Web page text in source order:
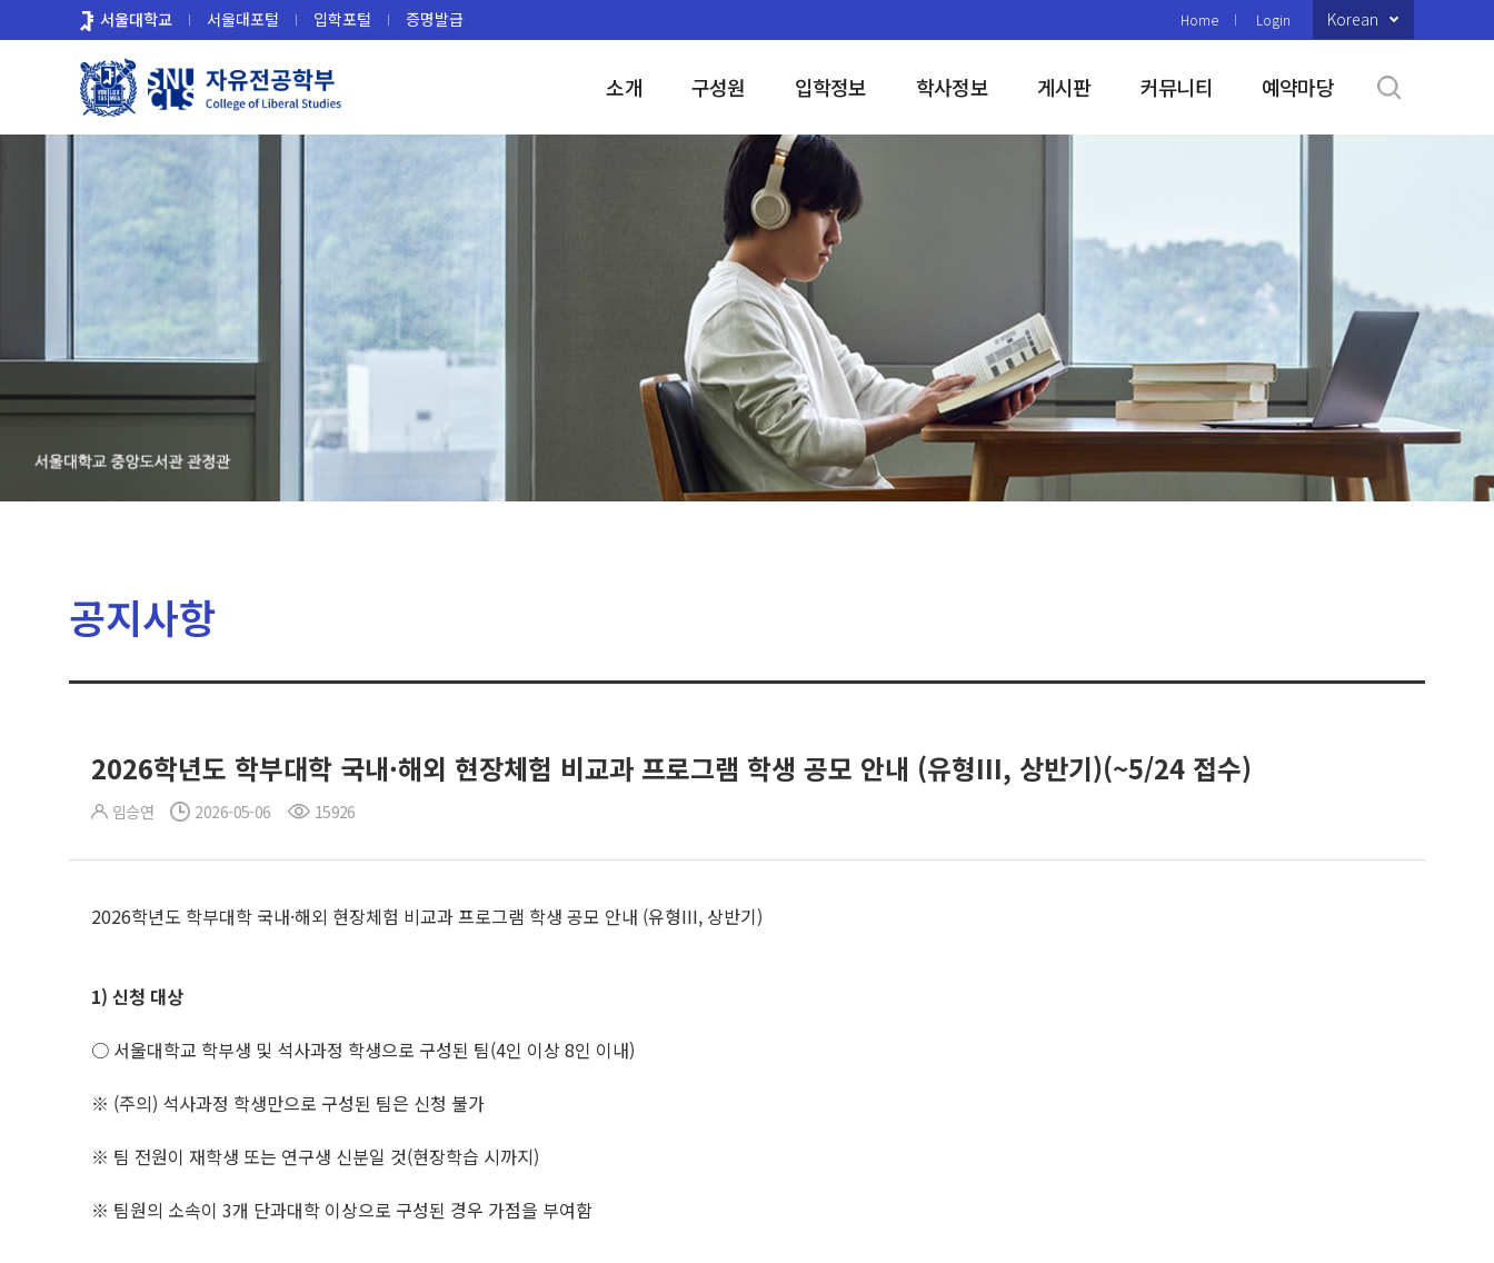
로
서울대학교 서울대포털 입학포털 증명발급 Home Login Korean
소개 구성원 입학정보 학사정보 게시판 커뮤니티 예약마당
공지사항
2026학년도 학부대학 국내·해외 현장체험 비교과 프로그램 학생 공모 안내 (유형III, 상반기)(~5/24 접수)
임승연 2026-05-06 15926
2026학년도 학부대학 국내·해외 현장체험 비교과 프로그램 학생 공모 안내 (유형III, 상반기)
1) 신청 대상
○ 서울대학교 학부생 및 석사과정 학생으로 구성된 팀(4인 이상 8인 이내)
※ (주의) 석사과정 학생만으로 구성된 팀은 신청 불가
※ 팀 전원이 재학생 또는 연구생 신분일 것(현장학습 시까지)
※ 팀원의 소속이 3개 단과대학 이상으로 구성된 경우 가점을 부여함